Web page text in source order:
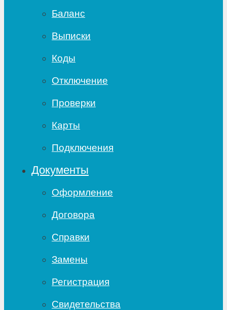
Баланс
Выписки
Коды
Отключение
Проверки
Карты
Подключения
Документы
Оформление
Договора
Справки
Замены
Регистрация
Свидетельства